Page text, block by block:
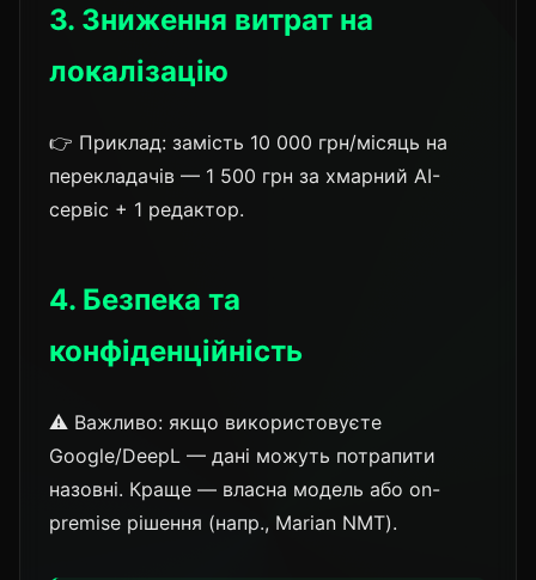
3. Зниження витрат на
локалізацію
👉 Приклад: замість 10 000 грн/місяць на
перекладачів — 1 500 грн за хмарний AI-
сервіс + 1 редактор.
4. Безпека та
конфіденційність
⚠️ Важливо: якщо використовуєте
Google/DeepL — дані можуть потрапити
назовні. Краще — власна модель або on-
premise рішення (напр., Marian NMT).